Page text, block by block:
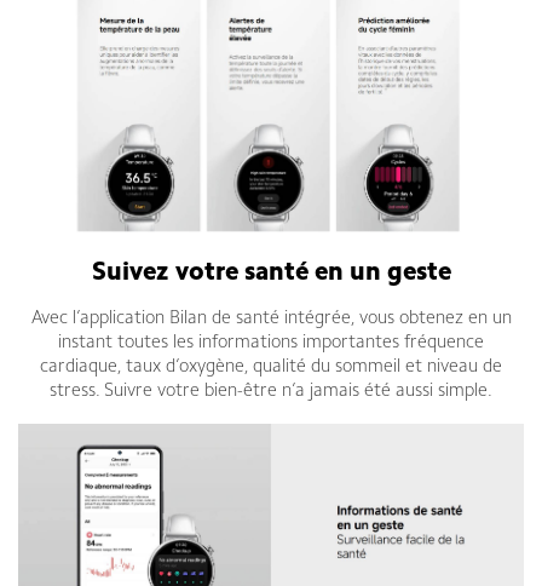
Suivez votre santé en un geste
Avec l’application Bilan de santé intégrée, vous obtenez en un
instant toutes les informations importantes fréquence
cardiaque, taux d’oxygène, qualité du sommeil et niveau de
stress. Suivre votre bien-être n’a jamais été aussi simple.